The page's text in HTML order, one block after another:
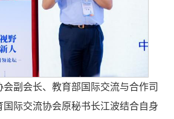
会副会长、教育部国际交流与合作司
国际交流协会原秘书长江波结合自身